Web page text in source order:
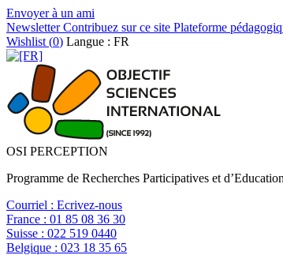
Envoyer à un ami
NewsletterContribuez sur ce site Plateforme
Wishlist (0) Langue : FR
OSI PERCEPTION
Programme de Recherches Participatives et
Courriel : Ecrivez-nous
France : 01 85 08 36 30
Suisse : 022 519 0440
Belgique : 023 18 35 65